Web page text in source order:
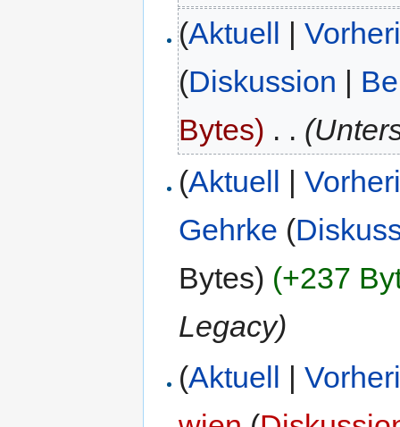
(Aktuell |
(Diskussion |
Bytes) . .
(Aktuell |
Gehrke (
Bytes) (+237
Legacy)
(Aktuell |